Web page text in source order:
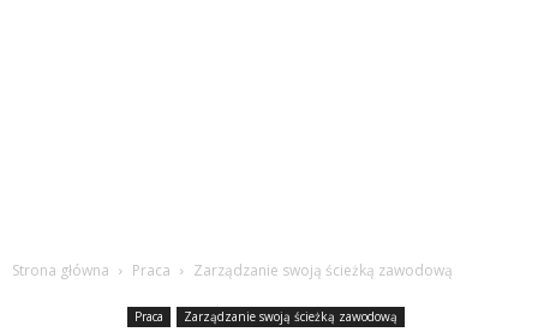
Strona główna Praca Zarządzanie swoją ścieżką zawodową
Praca Zarządzanie swoją ścieżką zawodową